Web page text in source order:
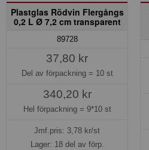
Plastglas Rödvin Flergångs
0,2 L Ø 7,2 cm transparent
89728
37,80 kr
Del av förpackning = 10 st
340,20 kr
Hel förpackning = 9*10 st
Jmf.pris: 3,78 kr/st
Lager: 18 del av förp.